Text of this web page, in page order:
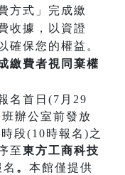
方式」完成繳
收據，以資證
確保您的權益。
繳費者視同棄權
名首日(7月29
辦公室前發放
段(10時報名)之
至東方工商科技
名 。 本館僅提供